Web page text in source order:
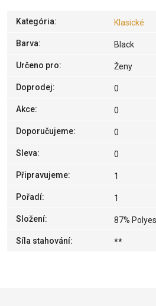
Kategória: Klasické
Barva: Black
Určeno pro: Ženy
Doprodej: 0
Akce: 0
Doporučujeme: 0
Sleva: 0
Připravujeme: 1
Pořadí: 1
Složení: 87%
Síla stahování: **